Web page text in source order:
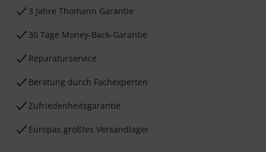
3 Jahre Thomann Garantie
30 Tage Money-Back-Garantie
Reparaturservice
Beratung durch Fachexperten
Zufriedenheitsgarantie
Europas größtes Versandlager